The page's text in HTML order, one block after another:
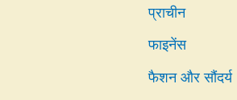
प्राचीन
फाइनेंस
फैशन और सौंदर्य